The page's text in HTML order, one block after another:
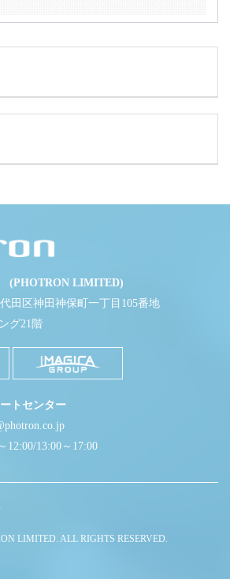
(PHOTRON LIMITED)
田区神田神保町一丁目105番地
グ21階
トセンター
12:00/13:00～17:00
LIMITED. ALL RIGHTS RESERVED.